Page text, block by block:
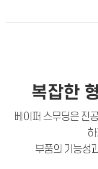
복잡한
베이퍼 스무딩은 진
부품의 기능성